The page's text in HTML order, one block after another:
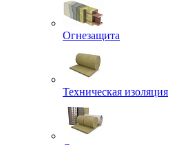
Огнезащита
Техническая изоляция